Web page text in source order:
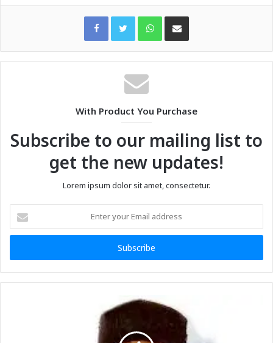
WhatsAppShare via Email
With Product You Purchase
Subscribe to our mailing list to
get the new updates!
Lorem ipsum dolor sit amet, consectetur.
your
Email